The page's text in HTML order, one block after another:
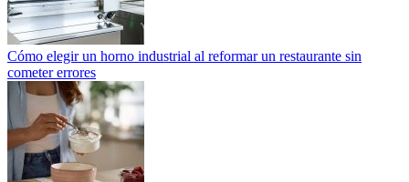
Cómo elegir un horno industrial al reformar un restaurante sin
cometer errores